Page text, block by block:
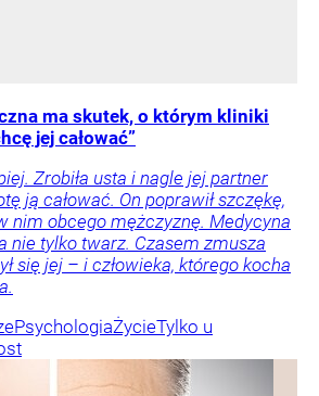
ma skutek, o którym kliniki
jej całować”
Zrobiła usta i nagle jej partner
ją całować. On poprawił szczękę,
nim obcego mężczyznę. Medycyna
nie tylko twarz. Czasem zmusza
się jej – i człowieka, którego kocha
PsychologiaŻycieTylko u